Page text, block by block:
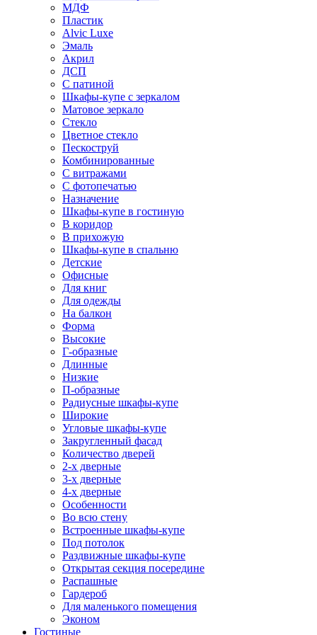
МДФ
Пластик
Alvic Luxe
Эмаль
Акрил
ДСП
С патиной
Шкафы-купе с зеркалом
Матовое зеркало
Стекло
Цветное стекло
Пескоструй
Комбинированные
С витражами
С фотопечатью
Назначение
Шкафы-купе в гостиную
В коридор
В прихожую
Шкафы-купе в спальню
Детские
Офисные
Для книг
Для одежды
На балкон
Форма
Высокие
Г-образные
Длинные
Низкие
П-образные
Радиусные шкафы-купе
Широкие
Угловые шкафы-купе
Закругленный фасад
Количество дверей
2-х дверные
3-х дверные
4-х дверные
Особенности
Во всю стену
Встроенные шкафы-купе
Под потолок
Раздвижные шкафы-купе
Открытая секция посередине
Распашные
Гардероб
Для маленького помещения
Эконом
Гостиные